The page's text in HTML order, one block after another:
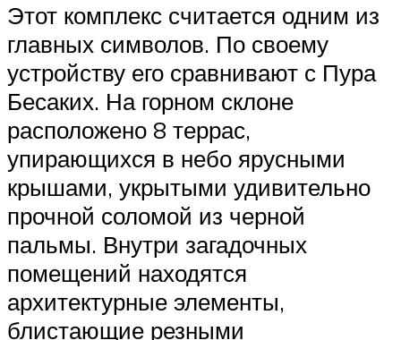
Этот комплекс считается одним из
главных символов. По своему
устройству его сравнивают с Пура
Бесаких. На горном склоне
расположено 8 террас,
упирающихся в небо ярусными
крышами, укрытыми удивительно
прочной соломой из черной
пальмы. Внутри загадочных
помещений находятся
архитектурные элементы,
блистающие резными